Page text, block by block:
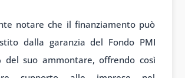
notare che il finanziamento può
dalla garanzia del Fondo PMI
del suo ammontare, offrendo così